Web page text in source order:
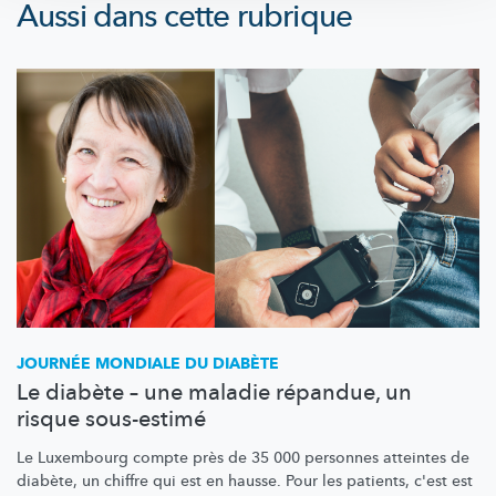
Aussi dans cette rubrique
JOURNÉE MONDIALE DU DIABÈTE
Le diabète – une maladie répandue, un
risque sous-estimé
Le Luxembourg compte près de 35 000 personnes atteintes de
diabète, un chiffre qui est en hausse. Pour les patients, c'est est